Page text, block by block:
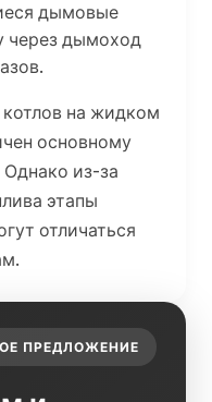
дымовые
через дымоход
на жидком
основному
из-за
этапы
отличаться
ПРЕДЛОЖЕНИЕ